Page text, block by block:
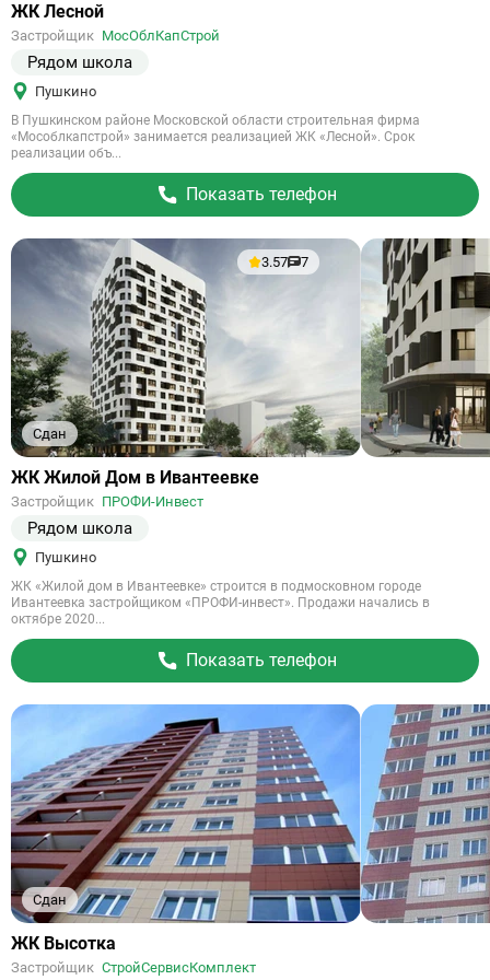
Ссылка
объект
ЖК Лесной
Застройщик МосОблКапСтрой
Рядом школа
Пушкино
В Пушкинском районе Московской области строительная фирма
«Мособлкапстрой» занимается реализацией ЖК «Лесной». Срок
реализации объ...
Показать телефон
Сдан
3.57 7
Ссылка
объект
ЖК Жилой Дом в Ивантеевке
Застройщик ПРОФИ-Инвест
Рядом школа
Пушкино
ЖК «Жилой дом в Ивантеевке» строится в подмосковном городе
Ивантеевка застройщиком «ПРОФИ-инвест». Продажи начались в
октябре 2020...
Показать телефон
Сдан
Ссылка
объект
ЖК Высотка
Застройщик СтройСервисКомплект